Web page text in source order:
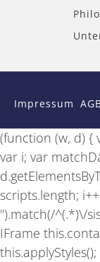
Impressum
(function (w, d) {
var i; var
scripts.length;
'').match(/^(.*)\/
IFrame